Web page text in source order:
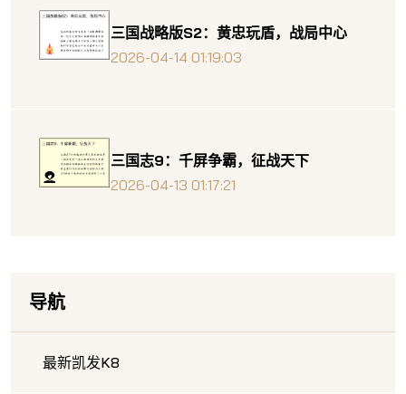
三国战略版S2：黄忠玩盾，战局中心
2026-04-14 01:19:03
三国志9：千屏争霸，征战天下
2026-04-13 01:17:21
导航
最新凯发K8